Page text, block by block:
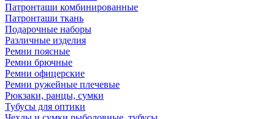
Патронташи комбинированные
Патронташи ткань
Подарочные наборы
Различные изделия
Ремни поясные
Ремни брючные
Ремни офицерские
Ремни ружейные плечевые
Рюкзаки, ранцы, сумки
Тубусы для оптики